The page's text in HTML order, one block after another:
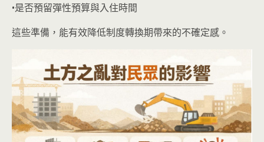
•是否預留彈性預算與入住時間
這些準備，能有效降低制度轉換期帶來的不確定感。